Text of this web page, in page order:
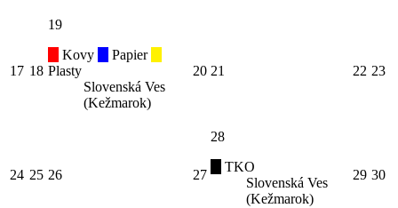
17 18
19
Kovy
Papier
Plasty
Slovenská Ves
(Kežmarok)
20 21 22 23
24 25 26 27
28
TKO
Slovenská Ves
(Kežmarok)
29 30